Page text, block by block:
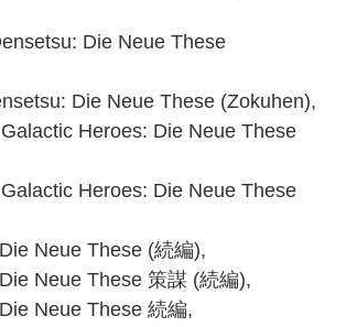
Die Neue These
Die Neue These (Zokuhen),
Heroes: Die Neue These
Heroes: Die Neue These
Neue These (続編),
Neue These 策謀 (続編),
Neue These 続編,